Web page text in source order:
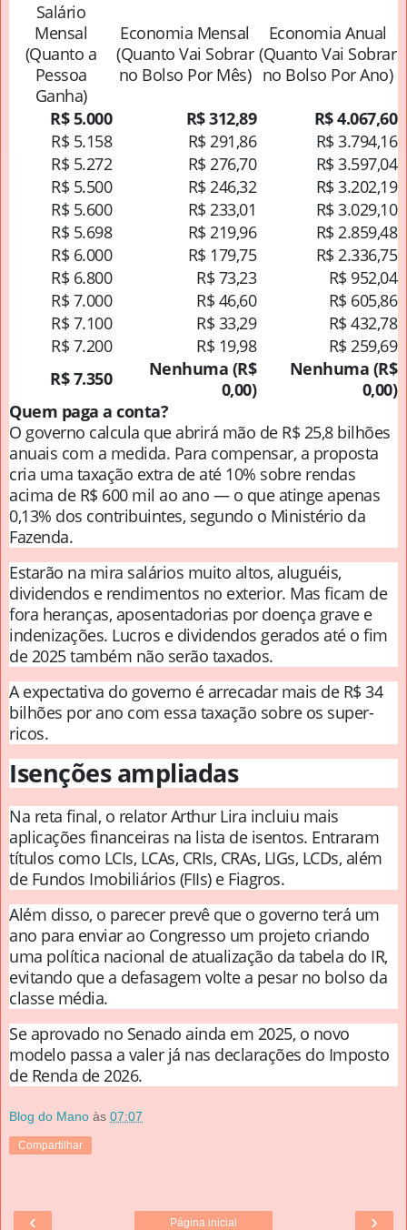
Salário
Mensal
(Quanto a
Pessoa
Ganha)
Economia Mensal
(Quanto Vai Sobrar
no Bolso Por Mês)
Economia Anual
(Quanto Vai Sobrar
no Bolso Por Ano)
R$ 5.000
R$ 312,89
R$ 4.067,60
R$ 5.158
R$ 291,86
R$ 3.794,16
R$ 5.272
R$ 276,70
R$ 3.597,04
R$ 5.500
R$ 246,32
R$ 3.202,19
R$ 5.600
R$ 233,01
R$ 3.029,10
R$ 5.698
R$ 219,96
R$ 2.859,48
R$ 6.000
R$ 179,75
R$ 2.336,75
R$ 6.800
R$ 73,23
R$ 952,04
R$ 7.000
R$ 46,60
R$ 605,86
R$ 7.100
R$ 33,29
R$ 432,78
R$ 7.200
R$ 19,98
R$ 259,69
R$ 7.350
Nenhuma (R$
0,00)
Nenhuma (R$
0,00)
Quem paga a conta?
O governo calcula que abrirá mão de R$ 25,8 bilhões
anuais com a medida. Para compensar, a proposta
cria uma taxação extra de até 10% sobre rendas
acima de R$ 600 mil ao ano — o que atinge apenas
0,13% dos contribuintes, segundo o Ministério da
Fazenda.
Estarão na mira salários muito altos, aluguéis,
dividendos e rendimentos no exterior. Mas ficam de
fora heranças, aposentadorias por doença grave e
indenizações. Lucros e dividendos gerados até o fim
de 2025 também não serão taxados.
A expectativa do governo é arrecadar mais de R$ 34
bilhões por ano com essa taxação sobre os super-
ricos.
Isenções ampliadas
Na reta final, o relator Arthur Lira incluiu mais
aplicações financeiras na lista de isentos. Entraram
títulos como LCIs, LCAs, CRIs, CRAs, LIGs, LCDs, além
de Fundos Imobiliários (FIIs) e Fiagros.
Além disso, o parecer prevê que o governo terá um
ano para enviar ao Congresso um projeto criando
uma política nacional de atualização da tabela do IR,
evitando que a defasagem volte a pesar no bolso da
classe média.
Se aprovado no Senado ainda em 2025, o novo
modelo passa a valer já nas declarações do Imposto
de Renda de 2026.
Blog do Mano às 07:07
Compartilhar
‹ ›
Página inicial